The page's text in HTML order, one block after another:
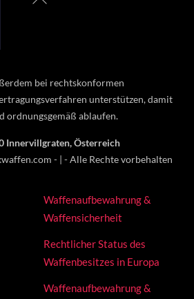
options
on
product
bei rechtskonformen
unterstützen, damit
ordnungsgemäß ablaufen.
Innervillgraten, Österreich
- | - Alle Rechte vorbehalten
Waffenaufbewahrung &
Waffensicherheit
Rechtlicher Status des
Waffenbesitzes in Europa
Waffenaufbewahrung &